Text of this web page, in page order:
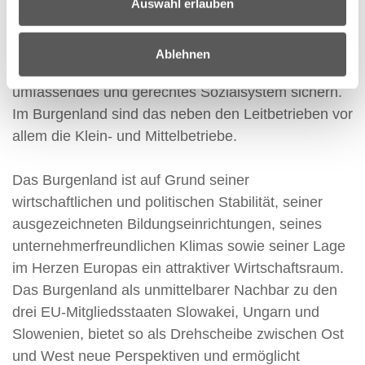
Auswahl erlauben
Ablehnen
Eine gesunde Wirtschaft ist die Basis für die
Lebensqualität der Menschen einer Region. Nur
gesunde Betriebe können langfristig Arbeitsplätze,
hohe Standards im Umweltschutz und ein
umfassendes und gerechtes Sozialsystem sichern.
Im Burgenland sind das neben den Leitbetrieben vor
allem die Klein- und Mittelbetriebe.
Das Burgenland ist auf Grund seiner
wirtschaftlichen und politischen Stabilität, seiner
ausgezeichneten Bildungseinrichtungen, seines
unternehmerfreundlichen Klimas sowie seiner Lage
im Herzen Europas ein attraktiver Wirtschaftsraum.
Das Burgenland als unmittelbarer Nachbar zu den
drei EU-Mitgliedsstaaten Slowakei, Ungarn und
Slowenien, bietet so als Drehscheibe zwischen Ost
und West neue Perspektiven und ermöglicht